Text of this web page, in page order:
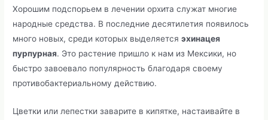
Хорошим подспорьем в лечении орхита служат многие
народные средства. В последние десятилетия появилось
много новых, среди которых выделяетсяэхинацея
пурпурная. Это растение пришло к нам из Мексики, но
быстро завоевало популярность благодаря своему
противобактериальному действию.
Цветки или лепестки заварите в кипятке, настаивайте в